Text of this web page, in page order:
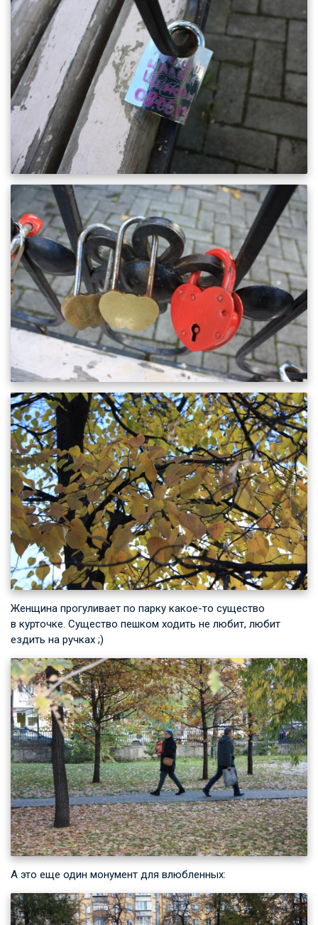
Женщина прогуливает по парку какое-то существо
в курточке. Существо пешком ходить не любит, любит
ездить на ручках ;)
А это еще один монумент для влюбленных: